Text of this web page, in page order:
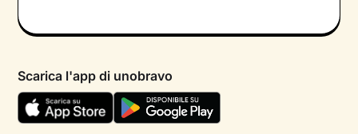
Psicologo in chat
Aiuto urgente
FAQ
Termini e condizioni
Informativa Privacy
Scarica l'app di unobravo